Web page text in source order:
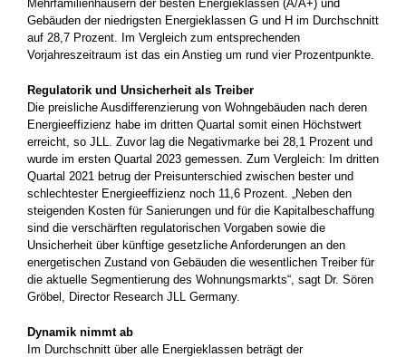
Mehrfamilienhäusern der besten Energieklassen (A/A+) und
Gebäuden der niedrigsten Energieklassen G und H im Durchschnitt
auf 28,7 Prozent. Im Vergleich zum entsprechenden
Vorjahreszeitraum ist das ein Anstieg um rund vier Prozentpunkte.
Regulatorik und Unsicherheit als Treiber
Die preisliche Ausdifferenzierung von Wohngebäuden nach deren
Energieeffizienz habe im dritten Quartal somit einen Höchstwert
erreicht, so JLL. Zuvor lag die Negativmarke bei 28,1 Prozent und
wurde im ersten Quartal 2023 gemessen. Zum Vergleich: Im dritten
Quartal 2021 betrug der Preisunterschied zwischen bester und
schlechtester Energieeffizienz noch 11,6 Prozent. „Neben den
steigenden Kosten für Sanierungen und für die Kapitalbeschaffung
sind die verschärften regulatorischen Vorgaben sowie die
Unsicherheit über künftige gesetzliche Anforderungen an den
energetischen Zustand von Gebäuden die wesentlichen Treiber für
die aktuelle Segmentierung des Wohnungsmarkts“, sagt Dr. Sören
Gröbel, Director Research JLL Germany.
Dynamik nimmt ab
Im Durchschnitt über alle Energieklassen beträgt der